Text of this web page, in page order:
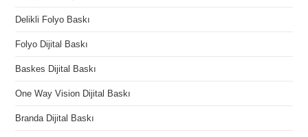
Delikli Folyo Baskı
Folyo Dijital Baskı
Baskes Dijital Baskı
One Way Vision Dijital Baskı
Branda Dijital Baskı